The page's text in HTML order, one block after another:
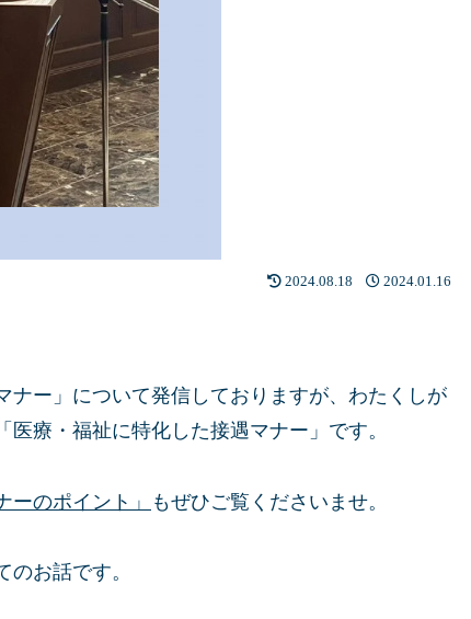
2024.08.18 2024.01.16
ナー」について発信しておりますが、わたくしが
療・福祉に特化した接遇マナー」です。
のポイント」 もぜひご覧くださいませ。
のお話です。